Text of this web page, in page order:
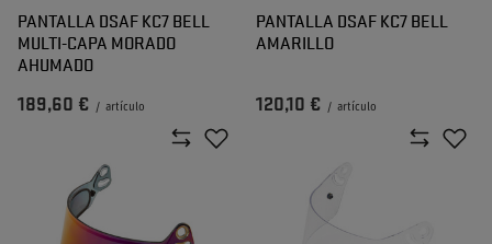
PANTALLA DSAF KC7 BELL
MULTI-CAPA MORADO
AHUMADO
189,60 € / artículo
PANTALLA DSAF KC7 BELL
AMARILLO
120,10 € / artículo